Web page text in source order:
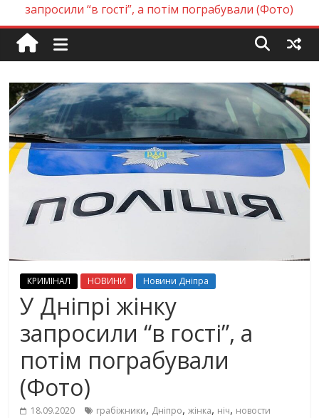
запросили “в гості”, а потім пограбували (Фото)
КРИМІНАЛ НОВИНИ Новини Дніпра
У Дніпрі жінку
запросили “в гості”, а
потім пограбували
(Фото)
18.09.2020 грабіжники, Дніпро,жінка, ніч, новости